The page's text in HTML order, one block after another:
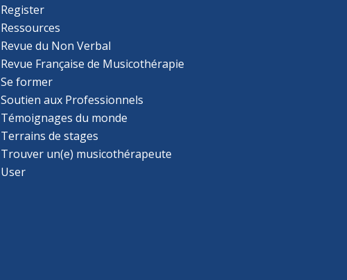
Register
Ressources
Revue du Non Verbal
Revue Française de Musicothérapie
Se former
Soutien aux Professionnels
Témoignages du monde
Terrains de stages
Trouver un(e) musicothérapeute
User